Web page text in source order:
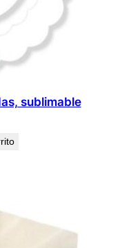
sublimable